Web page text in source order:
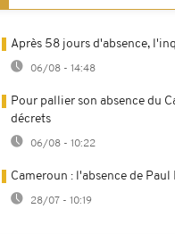
Après 58 jours d'absence,
06/08 - 14:48
Pour pallier son absence du
décrets
06/08 - 10:22
Cameroun : l'absence de
28/07 - 10:19